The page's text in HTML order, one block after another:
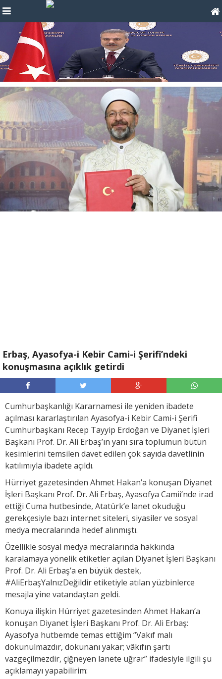
Erbaş, Ayasofya-i Kebir Cami-i Şerifi’ndeki
konuşmasına açıklık getirdi
Cumhurbaşkanlığı Kararnamesi ile yeniden ibadete
açılması kararlaştırılan Ayasofya-i Kebir Cami-i Şerifi
Cumhurbaşkanı Recep Tayyip Erdoğan ve Diyanet İşleri
Başkanı Prof. Dr. Ali Erbaş’ın yanı sıra toplumun bütün
kesimlerini temsilen davet edilen çok sayıda davetlinin
katılımıyla ibadete açıldı.
Hürriyet gazetesinden Ahmet Hakan’a konuşan Diyanet
İşleri Başkanı Prof. Dr. Ali Erbaş, Ayasofya Camii’nde irad
ettiği Cuma hutbesinde, Atatürk’e lanet okuduğu
gerekçesiyle bazı internet siteleri, siyasiler ve sosyal
medya mecralarında hedef alınmıştı.
Özellikle sosyal medya mecralarında hakkında
karalamaya yönelik etiketler açılan Diyanet İşleri Başkanı
Prof. Dr. Ali Erbaş’a en büyük destek,
#AliErbaşYalnızDeğildir etiketiyle atılan yüzbinlerce
mesajla yine vatandaştan geldi.
Konuya ilişkin Hürriyet gazetesinden Ahmet Hakan’a
konuşan Diyanet İşleri Başkanı Prof. Dr. Ali Erbaş:
Ayasofya hutbemde temas ettiğim “Vakıf malı
dokunulmazdır, dokunanı yakar; vâkıfın şartı
vazgeçilmezdir, çiğneyen lanete uğrar” ifadesiyle ilgili şu
açıklamayı yapabilirim: